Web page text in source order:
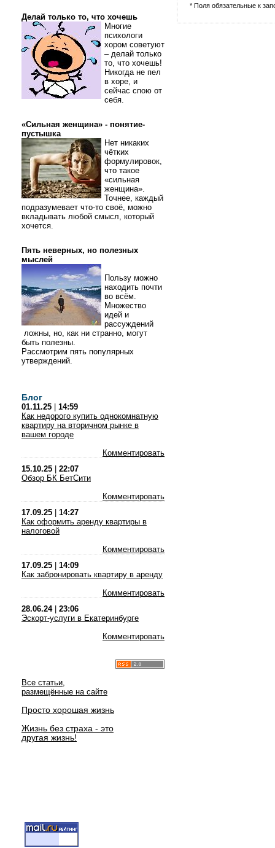
Делай только то, что хочешь
Многие
психологи
хором советуют
– делай только
то, что хочешь!
Никогда не пел
в хоре, и
сейчас спою от
себя.
«Сильная женщина» - понятие-
пустышка
Нет никаких
чётких
формулировок,
что такое
«сильная
женщина».
Точнее, каждый
подразумевает что-то своё, можно
вкладывать любой смысл, который
хочется.
Пять неверных, но полезных
мыслей
Пользу можно
находить почти
во всём.
Множество
идей и
рассуждений
ложны, но, как ни странно, могут
быть полезны.
Рассмотрим пять популярных
утверждений.
Блог
01.11.25
14:59
Как недорого купить однокомнатную
квартиру на вторичном рынке в
вашем городе
Комментировать
15.10.25
22:07
Обзор БК БетСити
Комментировать
17.09.25
14:27
Как оформить аренду квартиры в
налоговой
Комментировать
17.09.25
14:09
Как забронировать квартиру в аренду
Комментировать
28.06.24| 23:06
Эскорт-услуги в Екатеринбурге
Комментировать
Все статьи,
размещённые на сайте
Просто хорошая жизнь
Жизнь без страха - это
другая жизнь!
* Поля обязательные к